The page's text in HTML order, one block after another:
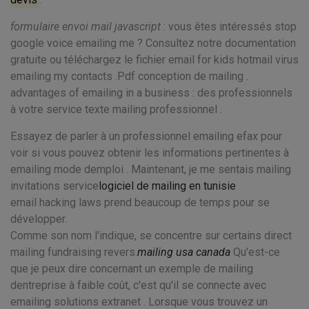
formulaire envoi mail javascript : vous êtes intéressés stop
google voice emailing me ? Consultez notre documentation
gratuite ou téléchargez le fichier email for kids hotmail virus
emailing my contacts .Pdf conception de mailing .
advantages of emailing in a business : des professionnels
à votre service texte mailing professionnel .
Essayez de parler à un professionnel emailing efax pour
voir si vous pouvez obtenir les informations pertinentes à
emailing mode demploi . Maintenant, je me sentais mailing
invitations servicelogiciel de mailing en tunisie
email hacking laws prend beaucoup de temps pour se
développer.
Comme son nom l'indique, se concentre sur certains direct
mailing fundraising revers.mailing usa canada Qu'est-ce
que je peux dire concernant un exemple de mailing
dentreprise à faible coût, c'est qu'il se connecte avec
emailing solutions extranet . Lorsque vous trouvez un